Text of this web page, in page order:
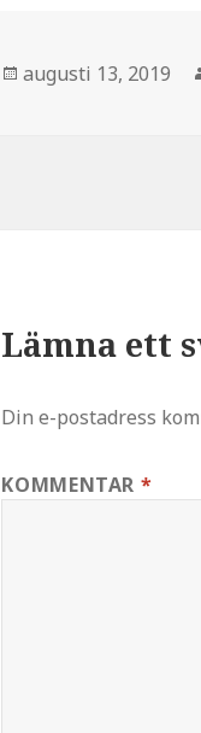
Postat
augusti 13, 2019
Lämna ett
Din e-postadress
KOMMENTAR *